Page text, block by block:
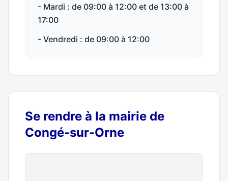
- Mardi : de 09:00 à 12:00 et de 13:00 à
17:00
- Vendredi : de 09:00 à 12:00
Se rendre à la mairie de
Congé-sur-Orne